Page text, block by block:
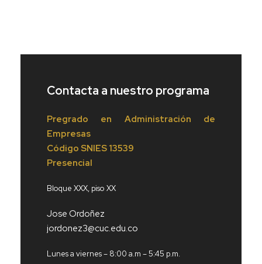
Contacta a nuestro programa
Pregrado en Administración de
Empresas
Código SNIES 13539
Presencial
Bloque XXX, piso XX
Jose Ordoñez
jordonez3@cuc.edu.co
Lunes a viernes – 8:00 a.m – 5:45 p.m.